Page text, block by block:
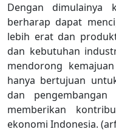
Dengan dimulainya
berharap dapat
lebih erat dan
dan kebutuhan
mendorong
hanya bertujuan
dan
memberikan
ekonomi Indonesia.